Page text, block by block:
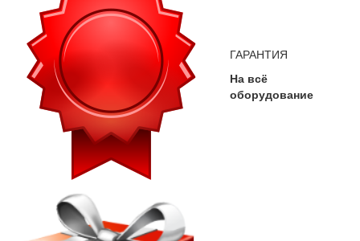
ГАРАНТИЯ
На всё
оборудование